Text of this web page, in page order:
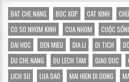
BAT CHE NANG BOC XOP CAT KINH
CO SO NHOM KINH
CUA NHOM CUỘC
DAI HOC
DEN MIEU DIA LI DI TICH
DU CHE NANG
DU LECH TAM GIAO DUC
LICH SU
LUA DAO MAI HIEN DI DONG